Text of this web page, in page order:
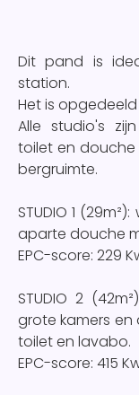
Dit pand is
station.
Het is
Alle studio's
toilet en douche
bergruimte.
STUDIO 1
aparte douche
EPC-score: 229
STUDIO 2
grote kamers
toilet en lavabo.
EPC-score: 415